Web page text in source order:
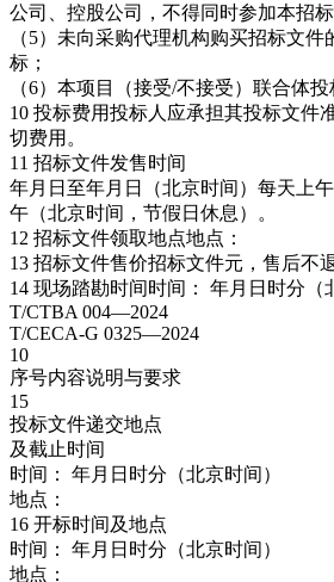
公司、控股公司，不得同时参加本招标
（5）未向采购代理机构购买招标文
标；
（6）本项目（接受/不接受）联合体投
10 投标费用投标人应承担其投标文件
切费用。
11 招标文件发售时间
年月日至年月日（北京时间）每天上
午（北京时间，节假日休息）。
12 招标文件领取地点地点：
13 招标文件售价招标文件元，售后不
14 现场踏勘时间时间： 年月日时分（
T/CTBA 004—2024
T/CECA-G 0325—2024
10
序号内容说明与要求
15
投标文件递交地点
及截止时间
时间： 年月日时分（北京时间）
地点：
16 开标时间及地点
时间： 年月日时分（北京时间）
地点：